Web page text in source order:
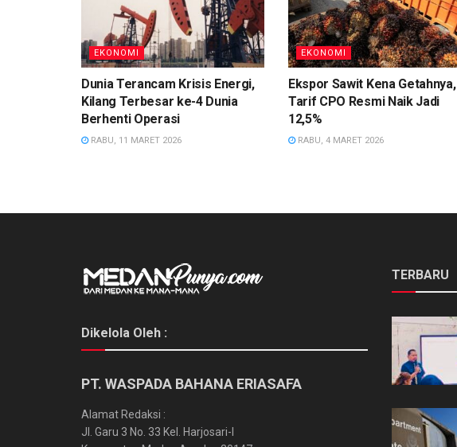
EKONOMI
Dunia Terancam Krisis Energi,
Kilang Terbesar ke-4 Dunia
Berhenti Operasi
RABU, 11 MARET 2026
EKONOMI
Ekspor Sawit Kena Getahnya,
Tarif CPO Resmi Naik Jadi
12,5%
RABU, 4 MARET 2026
Dikelola Oleh :
PT. WASPADA BAHANA ERIASAFA
Alamat Redaksi :
Jl. Garu 3 No. 33 Kel. Harjosari-I
TERBARU